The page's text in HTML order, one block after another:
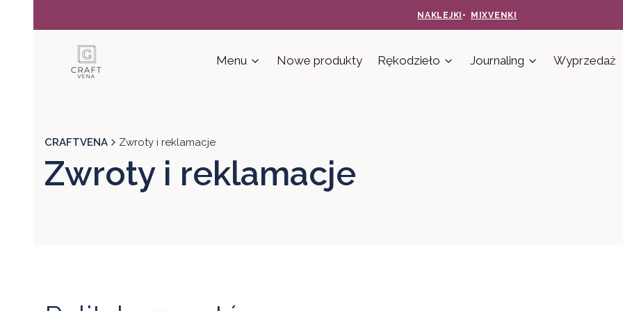
NAKLEJKI • MIXVENKI
Menu Nowe produkty Rękodzieło Journaling Wyprzedaż
CRAFTVENA Zwroty i reklamacje
Zwroty i reklamacje